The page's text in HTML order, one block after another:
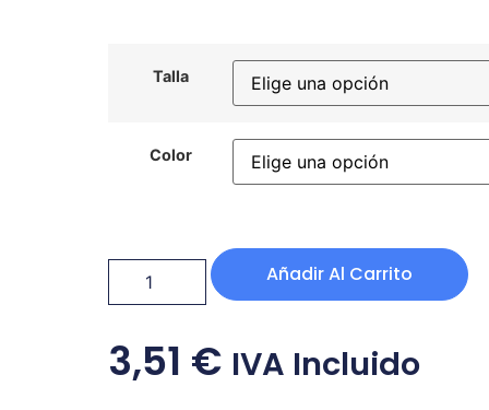
Talla
Color
Añadir Al Carrito
3,51 € IVA Incluido